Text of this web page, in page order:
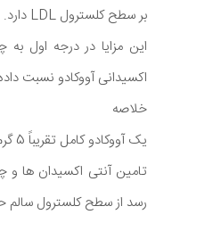
بر سطح کلسترول LDL دارد.
این مزایا در درجه اول به
اکسیدانی آووکادو نسبت
خلاصه
یک
تامین آنتی اکسیدان ها و
رسد از سطح کلسترول سالم